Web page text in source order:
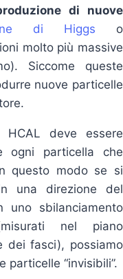
di nuove
di Higgs
o
molto più massive
Siccome queste
nuove particelle
HCAL deve essere
ogni particella che
questo modo se si
una direzione del
uno sbilanciamento
nel piano
dei fasci), possiamo
particelle “invisibili”.